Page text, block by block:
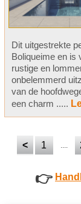
Dit uitgestrekte
Boliqueime en is
rustige en
onbelemmerd
van de
een charm .....
< 1 ....
👉